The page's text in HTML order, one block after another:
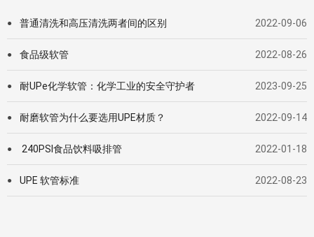
● 普通清洗和高压清洗两者间的区别 2022-09-06
● 食品级软管 2022-08-26
● 耐UPe化学软管：化学工业的安全守护者 2023-09-25
● 耐磨软管为什么要选用UPE材质？ 2022-09-14
● 240PSI食品饮料吸排管 2022-01-18
● UPE 软管标准 2022-08-23